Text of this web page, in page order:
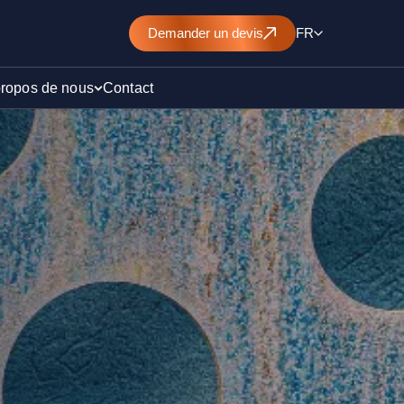
Demander un devis FR
de
de nous Contact